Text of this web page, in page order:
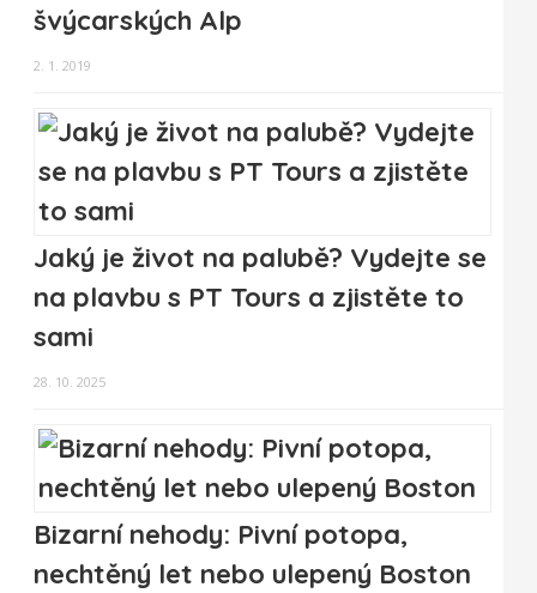
švýcarských Alp
2. 1. 2019
Jaký je život na palubě? Vydejte se
na plavbu s PT Tours a zjistěte to
sami
28. 10. 2025
Bizarní nehody: Pivní potopa,
nechtěný let nebo ulepený Boston